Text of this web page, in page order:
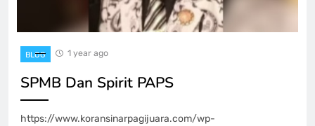
BLOG 1 year ago
SPMB Dan Spirit PAPS
https://www.koransinarpagijuara.com/wp-